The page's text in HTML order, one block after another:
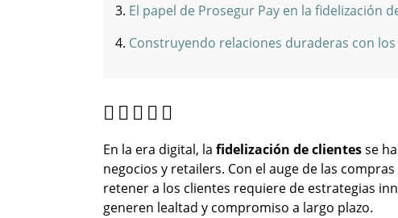
El papel de Prosegur Pay en la fidelización
Construyendo relaciones duraderas con
En la era digital, la fidelización de clientesse
negocios y retailers. Con el auge de las
retener a los clientes requiere de estrategias
generen lealtad y compromiso a largo plazo.